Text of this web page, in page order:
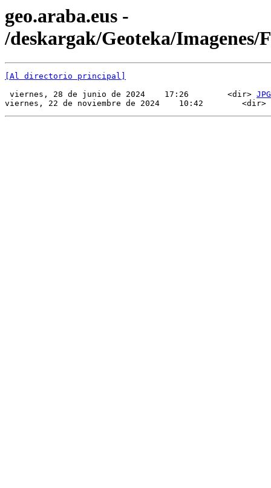
geo.araba.eus -
/deskargak/Geoteka/Imagenes/
[Al directorio principal]
viernes, 28 de junio de 2024    17:26        <dir> JPG
viernes, 22 de noviembre de 2024    10:42        <dir>